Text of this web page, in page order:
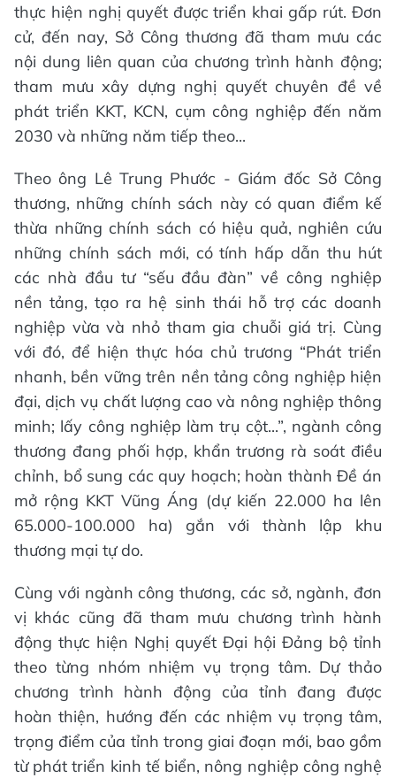
thực hiện nghị quyết được triển khai gấp rút. Đơn
cử, đến nay, Sở Công thương đã tham mưu các
nội dung liên quan của chương trình hành động;
tham mưu xây dựng nghị quyết chuyên đề về
phát triển KKT, KCN, cụm công nghiệp đến năm
2030 và những năm tiếp theo...
Theo ông Lê Trung Phước - Giám đốc Sở Công
thương, những chính sách này có quan điểm kế
thừa những chính sách có hiệu quả, nghiên cứu
những chính sách mới, có tính hấp dẫn thu hút
các nhà đầu tư “sếu đầu đàn” về công nghiệp
nền tảng, tạo ra hệ sinh thái hỗ trợ các doanh
nghiệp vừa và nhỏ tham gia chuỗi giá trị. Cùng
với đó, để hiện thực hóa chủ trương “Phát triển
nhanh, bền vững trên nền tảng công nghiệp hiện
đại, dịch vụ chất lượng cao và nông nghiệp thông
minh; lấy công nghiệp làm trụ cột...”, ngành công
thương đang phối hợp, khẩn trương rà soát điều
chỉnh, bổ sung các quy hoạch; hoàn thành Đề án
mở rộng KKT Vũng Áng (dự kiến 22.000 ha lên
65.000-100.000 ha) gắn với thành lập khu
thương mại tự do.
Cùng với ngành công thương, các sở, ngành, đơn
vị khác cũng đã tham mưu chương trình hành
động thực hiện Nghị quyết Đại hội Đảng bộ tỉnh
theo từng nhóm nhiệm vụ trọng tâm. Dự thảo
chương trình hành động của tỉnh đang được
hoàn thiện, hướng đến các nhiệm vụ trọng tâm,
trọng điểm của tỉnh trong giai đoạn mới, bao gồm
từ phát triển kinh tế biển, nông nghiệp công nghệ